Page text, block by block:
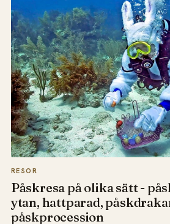
RESOR
Påskresa på olika sätt -
ytan, hattparad,
påskprocession